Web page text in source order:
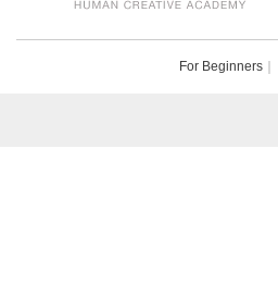
For Beginners ｜